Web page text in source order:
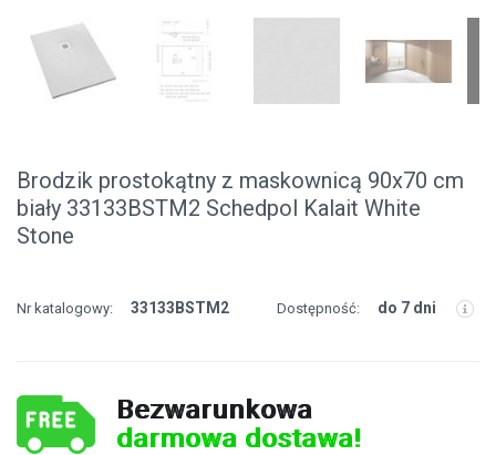
Brodzik prostokątny z maskownicą 90x70 cm
biały 33133BSTM2 Schedpol Kalait White
Stone
Nr katalogowy: 33133BSTM2 Dostępność: do 7 dni
Bezwarunkowa
darmowa dostawa!